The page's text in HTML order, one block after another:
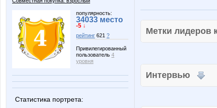
популярность:
34033 место
-5 ↓
рейтинг 621 ?
Привилегированный
пользователь 4
уровня
Статистика портрета:
Метки
Интервью